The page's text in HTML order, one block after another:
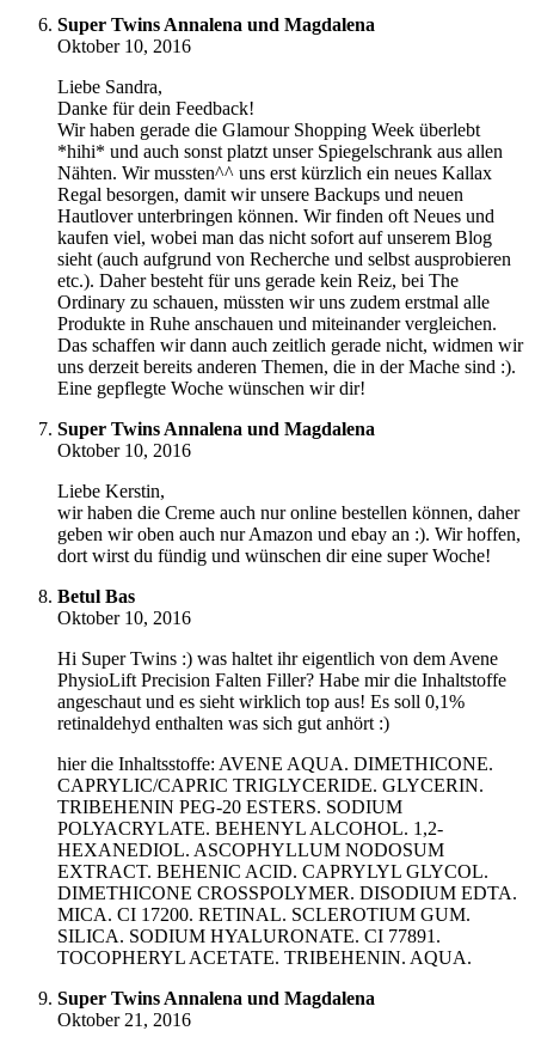
Super Twins Annalena und Magdalena
Oktober 10, 2016
Liebe Sandra,
Danke für dein Feedback!
Wir haben gerade die Glamour Shopping Week überlebt
*hihi* und auch sonst platzt unser Spiegelschrank aus allen
Nähten. Wir mussten^^ uns erst kürzlich ein neues Kallax
Regal besorgen, damit wir unsere Backups und neuen
Hautlover unterbringen können. Wir finden oft Neues und
kaufen viel, wobei man das nicht sofort auf unserem Blog
sieht (auch aufgrund von Recherche und selbst ausprobieren
etc.). Daher besteht für uns gerade kein Reiz, bei The
Ordinary zu schauen, müssten wir uns zudem erstmal alle
Produkte in Ruhe anschauen und miteinander vergleichen.
Das schaffen wir dann auch zeitlich gerade nicht, widmen wir
uns derzeit bereits anderen Themen, die in der Mache sind :).
Eine gepflegte Woche wünschen wir dir!
Super Twins Annalena und Magdalena
Oktober 10, 2016
Liebe Kerstin,
wir haben die Creme auch nur online bestellen können, daher
geben wir oben auch nur Amazon und ebay an :). Wir hoffen,
dort wirst du fündig und wünschen dir eine super Woche!
Betul Bas
Oktober 10, 2016
Hi Super Twins :) was haltet ihr eigentlich von dem Avene
PhysioLift Precision Falten Filler? Habe mir die Inhaltstoffe
angeschaut und es sieht wirklich top aus! Es soll 0,1%
retinaldehyd enthalten was sich gut anhört :)
hier die Inhaltsstoffe: AVENE AQUA. DIMETHICONE.
CAPRYLIC/CAPRIC TRIGLYCERIDE. GLYCERIN.
TRIBEHENIN PEG-20 ESTERS. SODIUM
POLYACRYLATE. BEHENYL ALCOHOL. 1,2-
HEXANEDIOL. ASCOPHYLLUM NODOSUM
EXTRACT. BEHENIC ACID. CAPRYLYL GLYCOL.
DIMETHICONE CROSSPOLYMER. DISODIUM EDTA.
MICA. CI 17200. RETINAL. SCLEROTIUM GUM.
SILICA. SODIUM HYALURONATE. CI 77891.
TOCOPHERYL ACETATE. TRIBEHENIN. AQUA.
Super Twins Annalena und Magdalena
Oktober 21, 2016